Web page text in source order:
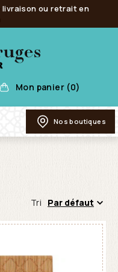
ou retrait en
Mon panier (0)
Nos boutiques
Tri Par défaut